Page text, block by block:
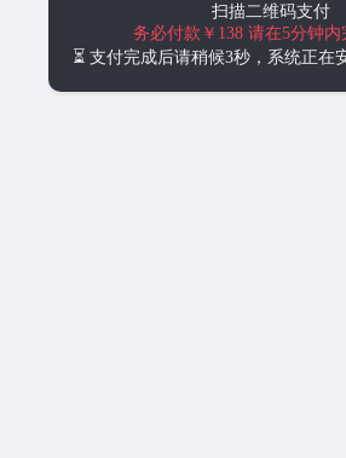
扫描二维码支付
务必付款￥138 请在5分钟内
⏳ 支付完成后请稍候3秒，系统正在